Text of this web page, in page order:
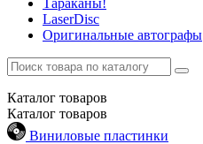
LaserDisc
Оригинальные автографы
Каталог товаров
Каталог товаров
Виниловые пластинки